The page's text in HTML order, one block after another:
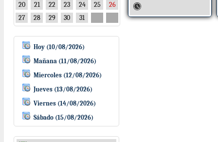
20
21 22 23 24 25
26
27
28 29 30 31
Hoy (10/08/2026)
Mañana (11/08/2026)
Miercoles (12/08/2026)
Jueves (13/08/2026)
Viernes (14/08/2026)
Sábado (15/08/2026)